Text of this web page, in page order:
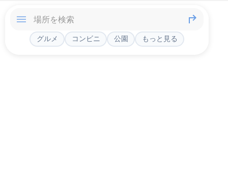
グルメ コンビニ 公園 もっと見る